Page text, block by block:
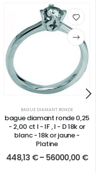
BAGUE DIAMANT RONDE
bague diamant ronde 0,25
- 2,00 ct I - IF , I - D 18k or
blanc - 18k or jaune -
Platine
448,13 €– 56000,00€